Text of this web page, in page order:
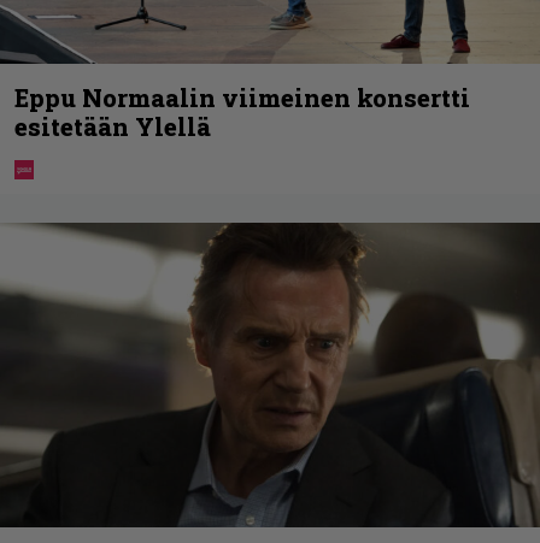
Eppu Normaalin viimeinen konsertti
esitetään Ylellä